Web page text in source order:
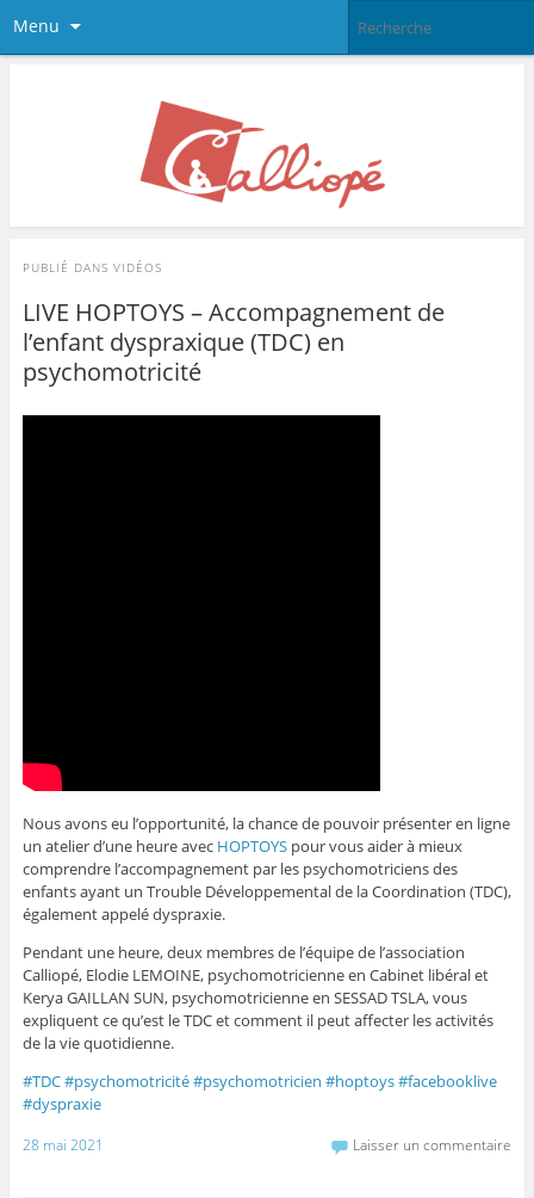
Menu
PUBLIÉ DANS VIDÉOS
LIVE HOPTOYS – Accompagnement de
l’enfant dyspraxique (TDC) en
psychomotricité
Nous avons eu l’opportunité, la chance de pouvoir présenter en ligne
un atelier d’une heure avec HOPTOYSpour vous aider à mieux
comprendre l’accompagnement par les psychomotriciens des
enfants ayant un Trouble Développemental de la Coordination (TDC),
également appelé dyspraxie.
Pendant une heure, deux membres de l’équipe de l’association
Calliopé, Elodie LEMOINE, psychomotricienne en Cabinet libéral et
Kerya GAILLAN SUN, psychomotricienne en SESSAD TSLA, vous
expliquent ce qu’est le TDC et comment il peut affecter les activités
de la vie quotidienne.
#TDC#psychomotricité#psychomotricien #hoptoys#facebooklive
#dyspraxie
28 mai 2021 Laisser un commentaire